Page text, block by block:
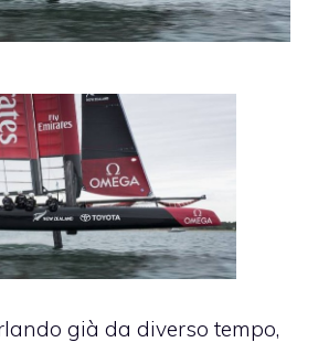
già da diverso tempo,